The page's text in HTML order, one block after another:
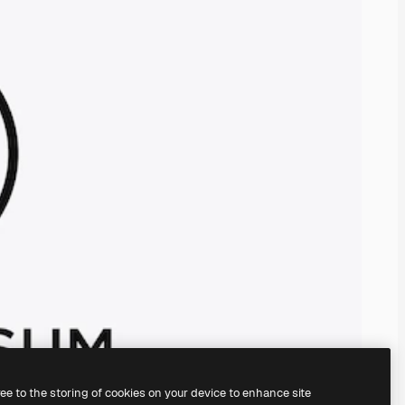
to the storing of cookies on your device to enhance site